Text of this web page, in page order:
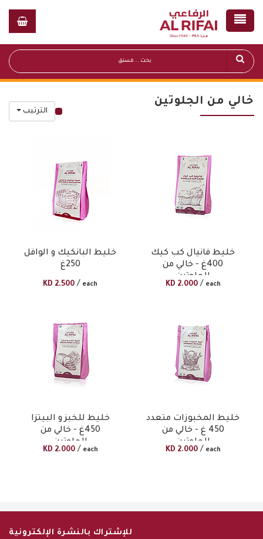
خالي من الجلوتين
الترتيب
خليط البانكيك و الوافل
250غ
KD 2.500 / each
خليط فانيال كب كيك
400غ - خالي من
الجلوتين
KD 2.000 / each
خليط للخبز و البيتزا
450غ - خالي من
الجلوتين
KD 2.000 / each
خليط المخبوزات متعدد
450 غ - خالي من
الجلوتين
KD 2.000 / each
للإشتراك بالنشرة الإلكترونية